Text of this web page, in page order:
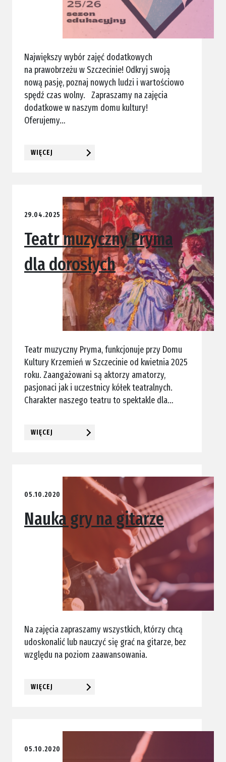
Największy wybór zajęć dodatkowych
na prawobrzeżu w Szczecinie! Odkryj swoją
nową pasję, poznaj nowych ludzi i wartościowo
spędź czas wolny. Zapraszamy na zajęcia
dodatkowe w naszym domu kultury!
Oferujemy…
WIĘCEJ
29.04.2025
Teatr muzyczny Pryma
dla dorosłych
Teatr muzyczny Pryma, funkcjonuje przy Domu
Kultury Krzemień w Szczecinie od kwietnia 2025
roku. Zaangażowani są aktorzy amatorzy,
pasjonaci jak i uczestnicy kółek teatralnych.
Charakter naszego teatru to spektakle dla…
WIĘCEJ
05.10.2020
Nauka gry na gitarze
Na zajęcia zapraszamy wszystkich, którzy chcą
udoskonalić lub nauczyć się grać na gitarze, bez
względu na poziom zaawansowania.
WIĘCEJ
05.10.2020